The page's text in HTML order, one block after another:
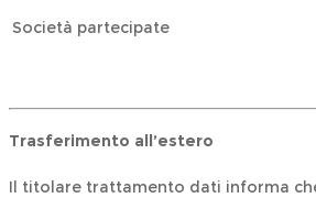
Società partecipate
Trasferimento all’estero
Il titolare trattamento dati informa